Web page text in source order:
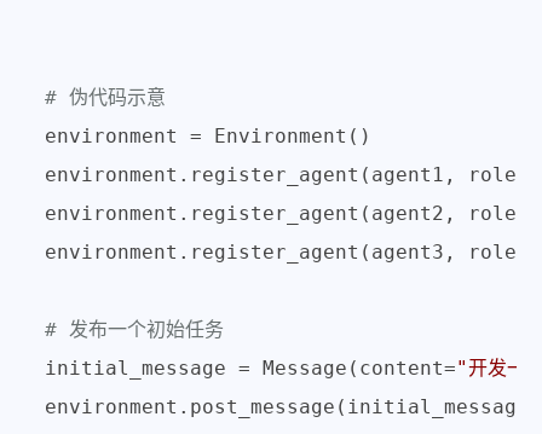
# 伪代码示意
environment = Environment()
environment.register_agent(agent1, role=
environment.register_agent(agent2, role=
environment.register_agent(agent3, role=
# 发布一个初始任务
initial_message = Message(content="开发一
environment.post_message(initial_message)